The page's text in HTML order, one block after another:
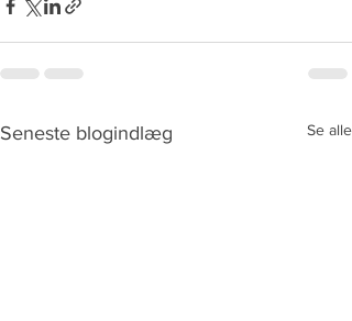
Seneste blogindlæg Se alle